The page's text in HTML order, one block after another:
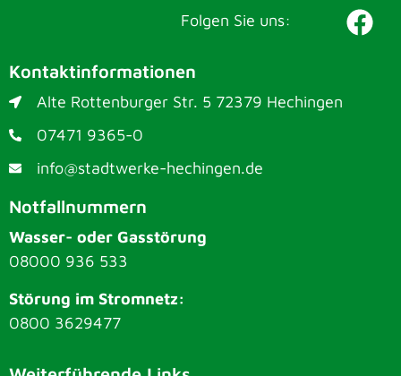
Folgen Sie uns:
Kontaktinformationen
Alte Rottenburger Str. 5 72379 Hechingen
07471 9365-0
info@stadtwerke-hechingen.de
Notfallnummern
Wasser- oder Gasstörung
08000 936 533
Störung im Stromnetz:
0800 3629477